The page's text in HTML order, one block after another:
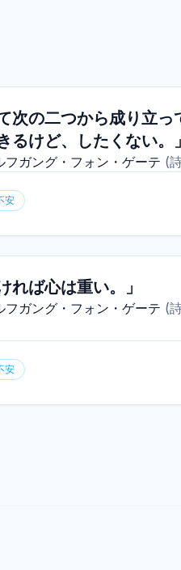
次の二つから成り立
るけど、したくない。」
フガング・フォン・ゲーテ (
安
れば心は重い。」
フガング・フォン・ゲーテ (
安